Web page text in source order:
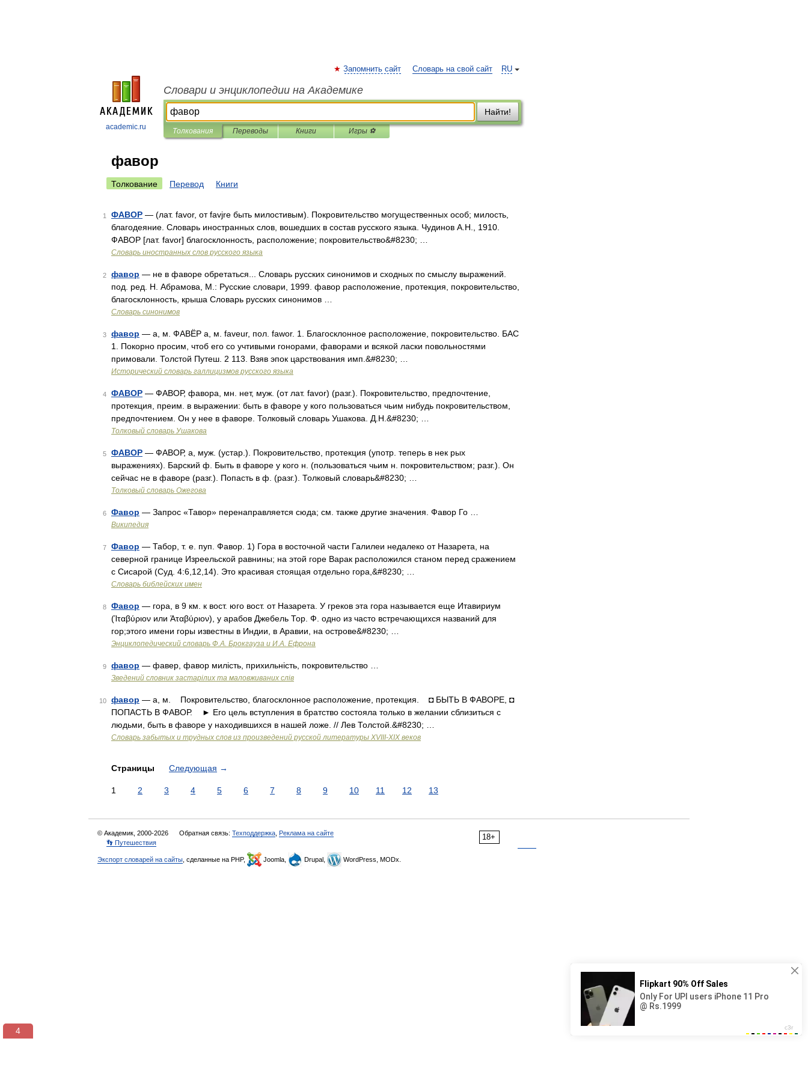
academic.ru
RU
Запомнить сайт Словарь на свой сайт
Словари и энциклопедии на Академике
Найти!
Толкования Переводы Книги Игры ⚽
фавор
Толкование Перевод Книги
1 ФАВОР — (лат. favor, от favjre быть милостивым). Покровительство могущественных особ; милость,
благодеяние. Словарь иностранных слов, вошедших в состав русского языка. Чудинов А.Н., 1910.
ФАВОР [лат. favor] благосклонность, расположение; покровительство&#8230; …
Словарь иностранных слов русского языка
2 фавор — не в фаворе обретаться... Словарь русских синонимов и сходных по смыслу выражений.
под. ред. Н. Абрамова, М.: Русские словари, 1999. фавор расположение, протекция, покровительство,
благосклонность, крыша Словарь русских синонимов …
Словарь синонимов
3 фавор — а, м. ФАВЁР а, м. faveur, пол. fawor. 1. Благосклонное расположение, покровительство. БАС
1. Покорно просим, чтоб его со учтивыми гонорами, фаворами и всякой ласки повольностями
примовали. Толстой Путеш. 2 113. Взяв эпок царствования имп.&#8230; …
Исторический словарь галлицизмов русского языка
4 ФАВОР — ФАВОР, фавора, мн. нет, муж. (от лат. favor) (разг.). Покровительство, предпочтение,
протекция, преим. в выражении: быть в фаворе у кого пользоваться чьим нибудь покровительством,
предпочтением. Он у нее в фаворе. Толковый словарь Ушакова. Д.Н.&#8230; …
Толковый словарь Ушакова
5 ФАВОР — ФАВОР, а, муж. (устар.). Покровительство, протекция (употр. теперь в нек рых
выражениях). Барский ф. Быть в фаворе у кого н. (пользоваться чьим н. покровительством; разг.). Он
сейчас не в фаворе (разг.). Попасть в ф. (разг.). Толковый словарь&#8230; …
Толковый словарь Ожегова
6 Фавор — Запрос «Тавор» перенаправляется сюда; см. также другие значения. Фавор Го …
Википедия
7 Фавор — Табор, т. е. пуп. Фавор. 1) Гора в восточной части Галилеи недалеко от Назарета, на
северной границе Изреельской равнины; на этой горе Варак расположился станом перед сражением
с Сисарой (Суд. 4:6,12,14). Это красивая стоящая отдельно гора,&#8230; …
Словарь библейских имен
8 Фавор — гора, в 9 км. к вост. юго вост. от Назарета. У греков эта гора называется еще Итавириум
(Ίταβύριον или Άταβύριον), у арабов Джебель Тор. Ф. одно из часто встречающихся названий для
гор;этого имени горы известны в Индии, в Аравии, на острове&#8230; …
Энциклопедический словарь Ф.А. Брокгауза и И.А. Ефрона
9 фавор — фавер, фавор милість, прихильність, покровительство …
Зведений словник застарілих та маловживаних слів
10 фавор — а, м. Покровительство, благосклонное расположение, протекция. ◘ БЫТЬ В ФАВОРЕ, ◘
ПОПАСТЬ В ФАВОР. ► Его цель вступления в братство состояла только в желании сблизиться с
людьми, быть в фаворе у находившихся в нашей ложе. // Лев Толстой.&#8230; …
Словарь забытых и трудных слов из произведений русской литературы ХVIII-ХIХ веков
Страницы Следующая →
1 2 3 4 5 6 7 8 9 10 11 12 13
18+
© Академик, 2000-2026 Обратная связь: Техподдержка Реклама на сайте
👣 Путешествия
Экспорт словарей на сайты , сделанные на PHP, Joomla, Drupal, WordPress, MODx.
4